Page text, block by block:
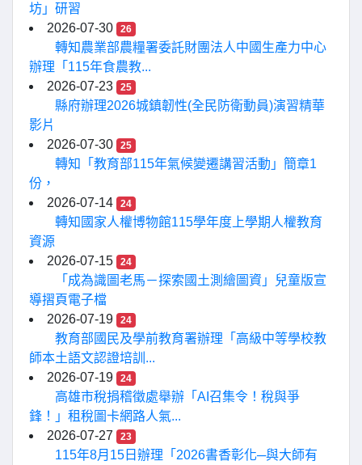
坊」研習
2026-07-30
26
轉知農業部農糧署委託財團法人中國生產力中心
辦理「115年食農教...
2026-07-23
25
縣府辦理2026城鎮韌性(全民防衛動員)演習精華
影片
2026-07-30
25
轉知「教育部115年氣候變遷講習活動」簡章1
份，
2026-07-14
24
轉知國家人權博物館115學年度上學期人權教育
資源
2026-07-15
24
「成為識圖老馬－探索國土測繪圖資」兒童版宣
導摺頁電子檔
2026-07-19
24
教育部國民及學前教育署辦理「高級中等學校教
師本土語文認證培訓...
2026-07-19
24
高雄市稅捐稽徵處舉辦「AI召集令！稅與爭
鋒！」租稅圖卡網路人氣...
2026-07-27
23
115年8月15日辦理「2026書香彰化─與大師有